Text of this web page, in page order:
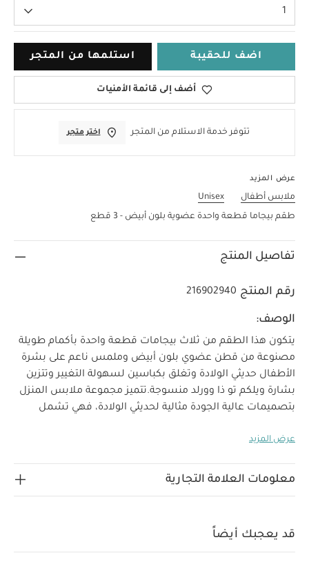
1
اضف للحقيبة استلمها من المتجر
أضف إلى قائمة الأمنيات
تتوفر خدمة الاستلام من المتجر اختر متجر
عرض المزيد
ملابس أطفال
Unisex
طقم بيجاما قطعة واحدة عضوية بلون أبيض - 3 قطع
تفاصيل المنتج
رقم المنتج 216902940
الوصف:
يتكون هذا الطقم من ثلاث بيجامات قطعة واحدة بأكمام طويلة
مصنوعة من قطن عضوي بلون أبيض وملمس ناعم على بشرة
الأطفال حديثي الولادة وتغلق بكباسين لسهولة التغيير وتتزين
بشارة ويلكم تو ذا وورلد منسوجة.تتميز مجموعة ملابس المنزل
بتصميمات عالية الجودة مثالية لحديثي الولادة، فهي تشمل
بسهولة لإطلالة يومية أنيقة، مما يجعلها الخيار المفضل للآباء.
والتصميمات المريحة التي تناسب استخدام طفلك منذ أيامه
إغلاق بكباسين لسهولة وسرعة التغيير
تصميم بشارة منسوجة
عرض المزيد
معلومات العلامة التجارية
قد يعجبك أيضاً